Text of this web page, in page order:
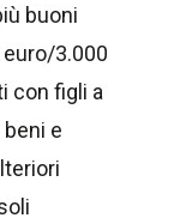
buoni
euro/3.000
con figli a
e